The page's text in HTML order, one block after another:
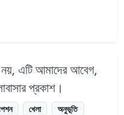
নয়, এটি আমাদের আবেগ,
প্রকাশ।
খেলা অনুভূতি